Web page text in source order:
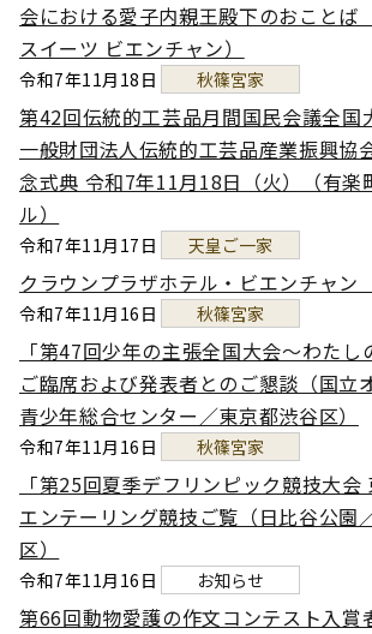
会における愛子内親王殿下のおことば
スイーツ ビエンチャン）
令和7年11月18日 秋篠宮家
第42回伝統的工芸品月間国民会議全国
一般財団法人伝統的工芸品産業振興協
念式典 令和7年11月18日（火）（有楽
ル）
令和7年11月17日 天皇ご一家
クラウンプラザホテル・ビエンチャ
令和7年11月16日 秋篠宮家
「第47回少年の主張全国大会～わたし
ご臨席および発表者とのご懇談（国立
青少年総合センター／東京都渋谷区）
令和7年11月16日 秋篠宮家
「第25回夏季デフリンピック競技大会
エンテーリング競技ご覧（日比谷公園
区）
令和7年11月16日 お知らせ
第66回動物愛護の作文コンテスト入賞